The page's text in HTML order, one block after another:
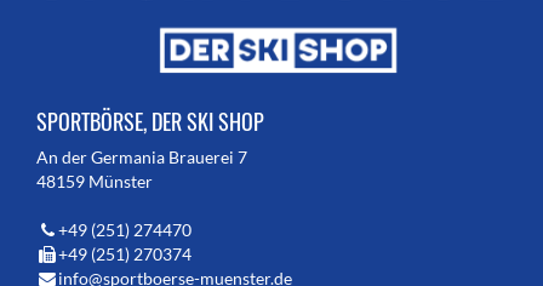
SPORTBÖRSE, DER SKI SHOP
An der Germania Brauerei 7
48159 Münster
+49 (251) 274470
+49 (251) 270374
info@sportboerse-muenster.de